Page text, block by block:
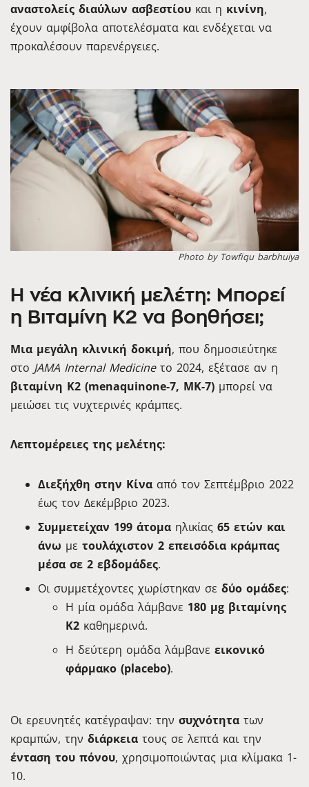
αναστολείς διαύλων ασβεστίου και η κινίνη,
έχουν αμφίβολα αποτελέσματα και ενδέχεται να
προκαλέσουν παρενέργειες.
Photo by Towfiqu barbhuiya
Η νέα κλινική μελέτη: Μπορεί
η Βιταμίνη K2 να βοηθήσει;
Μια μεγάλη κλινική δοκιμή, που δημοσιεύτηκε
στο JAMA Internal Medicineτο 2024, εξέτασε αν η
βιταμίνη K2 (menaquinone-7, MK-7) μπορεί να
μειώσει τις νυχτερινές κράμπες.
Λεπτομέρειες της μελέτης:
Διεξήχθη στην Κίνα από τον Σεπτέμβριο 2022
έως τον Δεκέμβριο 2023.
Συμμετείχαν 199 άτομα ηλικίας 65 ετών και
άνω με τουλάχιστον 2 επεισόδια κράμπας
μέσα σε 2 εβδομάδες.
Οι συμμετέχοντες χωρίστηκαν σε δύο ομάδες:
Η μία ομάδα λάμβανε 180 μg βιταμίνης
K2 καθημερινά.
Η δεύτερη ομάδα λάμβανε εικονικό
φάρμακο (placebo).
Οι ερευνητές κατέγραψαν: την συχνότητα των
κραμπών, την διάρκεια τους σε λεπτά και την
ένταση του πόνου, χρησιμοποιώντας μια κλίμακα 1-
10.